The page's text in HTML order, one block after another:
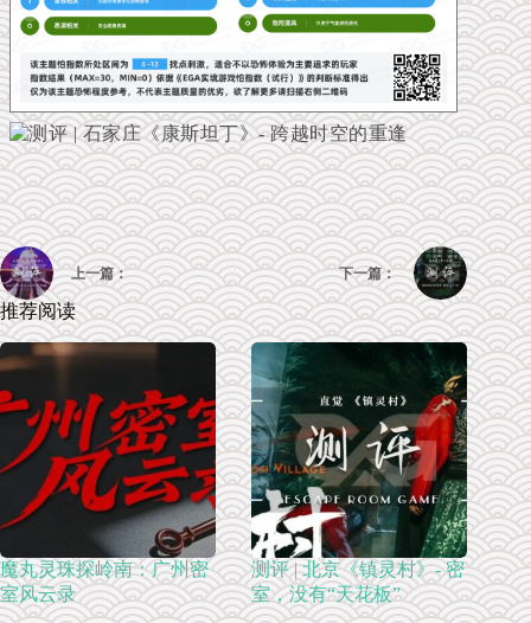
上一篇： 下一篇：
推荐阅读
魔丸灵珠探岭南：广州密
室风云录
测评 | 北京《镇灵村》- 密
室，没有“天花板”